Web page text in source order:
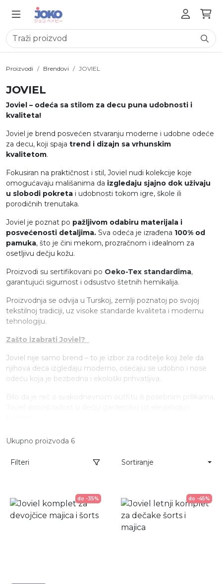
Proizvodi Brendovi JOVIEL
JOVIEL
Joviel – odeća sa stilom za decu puna udobnosti i
kvaliteta!
Joviel je brend posvećen stvaranju moderne i udobne odeće
za decu, koji spaja trend i dizajn sa vrhunskim
kvalitetom.
Fokusiran na praktičnost i stil, Joviel nudi kolekcije koje
omogućavaju mališanima da izgledaju sjajno dok uživaju
u slobodi pokreta i udobnosti tokom igre, škole ili
porodičnih trenutaka.
Joviel je poznat po pažljivom odabiru materijala i
posvećenosti detaljima. Sva odeća je izrađena 100% od
pamuka, što je čini mekom, prozračnom i idealnom za
osetljivu dečju kožu.
Proizvodi su sertifikovani po Oeko-Tex standardima,
garantujući sigurnost i odsustvo štetnih hemikalija.
Proizvodnja se odvija u Turskoj, zemlji poznatoj po svojoj
tekstilnoj tradiciji, uz visoke standarde kvaliteta i modernu
tehnologiju.
Zašto izabrati Joviel?
Joviel nije samo brend – to je izbor za roditelje koji žele da
njihova deca izgledaju moderno, osećaju se udobno i nose
odeću koja je bezbedna i ekološki prihvatljiva.
Bilo da je reč o svakodnevnom outfitu ili posebnim prilikama,
Ukupno proizvoda 6
Filteri Sortiranje
do -35% do -45%